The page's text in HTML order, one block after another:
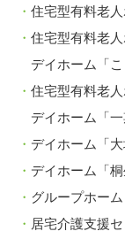
住宅型有料老
住宅型有料老
デイホーム「こ
住宅型有料老
デイホーム「
デイホーム「大
デイホーム「桐
グループホーム
居宅介護支援